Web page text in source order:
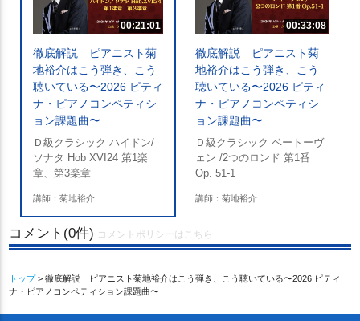
00:21:01
徹底解説 ピアニスト菊
地裕介はこう弾き、こう
聴いている〜2026 ピティ
ナ・ピアノコンペティシ
ョン課題曲〜
Ｄ級クラシック ハイドン/
ソナタ Hob XVI24 第1楽
章、第3楽章
講師：菊地裕介
00:33:08
徹底解説 ピアニスト菊
地裕介はこう弾き、こう
聴いている〜2026 ピティ
ナ・ピアノコンペティシ
ョン課題曲〜
Ｄ級クラシック ベートーヴ
ェン /2つのロンド 第1番
Op. 51-1
講師：菊地裕介
コメント(0件) コメントポリシーはこちら
トップ> 徹底解説 ピアニスト菊地裕介はこう弾き、こう聴いている〜2026 ピティ
ナ・ピアノコンペティション課題曲〜